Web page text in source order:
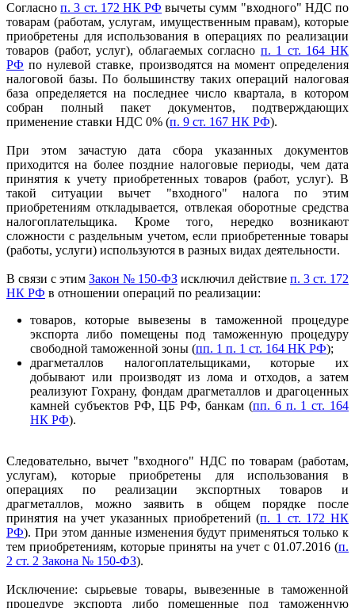
Согласноп. 3 ст. 172 НК РФ вычеты сумм "входного" НДС по
товарам (работам, услугам, имущественным правам), которые
приобретены для использования в операциях по реализации
товаров (работ, услуг), облагаемых согласно п. 1 ст. 164 НК
РФ по нулевой ставке, производятся на момент определения
налоговой базы. По большинству таких операций налоговая
база определяется на последнее число квартала, в котором
собран полный пакет документов, подтверждающих
применение ставки НДС 0% (п. 9 ст. 167 НК РФ).
При этом зачастую дата сбора указанных документов
приходится на более поздние налоговые периоды, чем дата
принятия к учету приобретенных товаров (работ, услуг). В
такой ситуации вычет "входного" налога по этим
приобретениям откладывается, отвлекая оборотные средства
налогоплательщика. Кроме того, нередко возникают
сложности с раздельным учетом, если приобретенные товары
(работы, услуги) используются в разных видах деятельности.
В связи с этим Закон № 150-ФЗ исключил действие п. 3 ст. 172
НК РФ в отношении операций по реализации:
товаров, которые вывезены в таможенной процедуре
экспорта либо помещены под таможенную процедуру
свободной таможенной зоны (пп. 1 п. 1 ст. 164 НК РФ);
драгметаллов налогоплательщиками, которые их
добывают или производят из лома и отходов, а затем
реализуют Гохрану, фондам драгметаллов и драгоценных
камней субъектов РФ, ЦБ РФ, банкам (пп. 6 п. 1 ст. 164
НК РФ).
Следовательно, вычет "входного" НДС по товарам (работам,
услугам), которые приобретены для использования в
операциях по реализации экспортных товаров и
драгметаллов, можно заявить в общем порядке после
принятия на учет указанных приобретений (п. 1 ст. 172 НК
РФ). При этом данные изменения будут применяться только к
тем приобретениям, которые приняты на учет с 01.07.2016 (п.
2 ст. 2 Закона № 150-ФЗ).
Исключение: сырьевые товары, вывезенные в таможенной
процедуре экспорта либо помещенные под таможенную